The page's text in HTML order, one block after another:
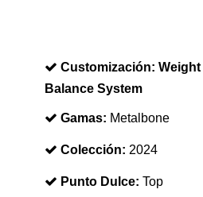
Customización: Weight
Balance System
Gamas: Metalbone
Colección: 2024
Punto Dulce: Top